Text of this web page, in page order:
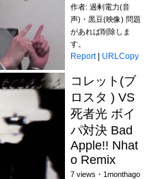
作者: 過剰電力(音
声)・黒豆(映像) 問題
があれば削除しま
す。
Report| URLCopy
コレット(ブ
ロスタ ) VS
死者光 ボイ
パ対決 Bad
Apple!! Nhat
o Remix
7 views・1monthago